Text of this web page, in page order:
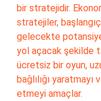
bir stratejidir.
stratejiler,
gelecekte
yol açacak şekilde
ücretsiz bir oyun,
bağlılığı
etmeyi amaçlar.